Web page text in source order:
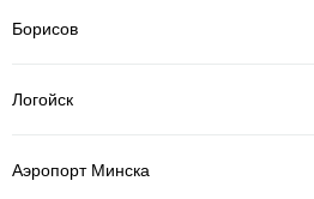
Борисов
Логойск
Аэропорт Минска